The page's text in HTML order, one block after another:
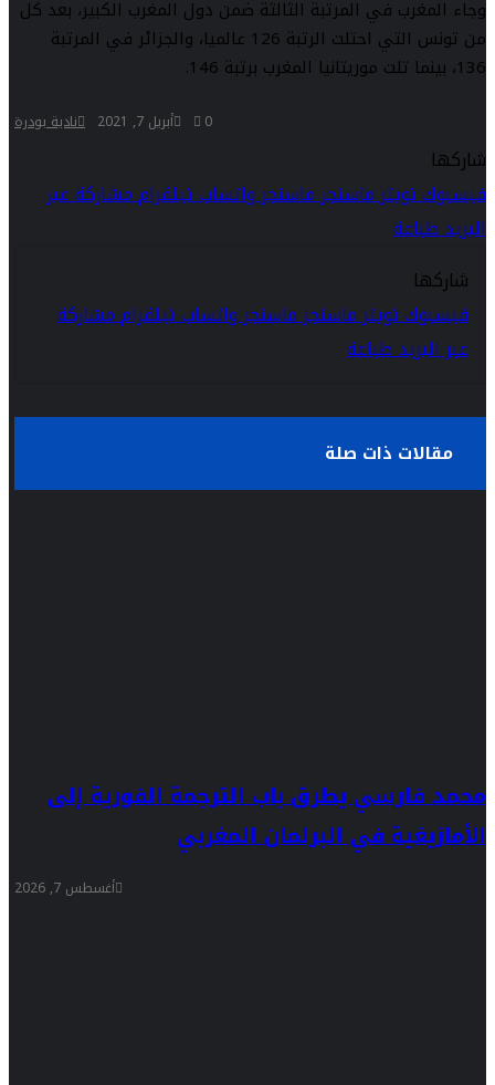
وجاء المغرب في المرتبة الثالثة ضمن دول المغرب الكبير، بعد كل
من تونس التي احتلت الرتبة 126 عالميا، والجزائر في المرتبة
136، بينما تلت موريتانيا المغرب برتبة 146.
نادية بودرة أبريل 7, 2021 0
شاركها
فيسبوكتويترماسنجرماسنجرواتسابتيلقراممشاركة عبر
البريدطباعة
شاركها
فيسبوكتويترماسنجرماسنجرواتسابتيلقراممشاركة
عبر البريدطباعة
مقالات ذات صلة
محمد فارسي يطرق باب الترجمة الفورية إلى
الأمازيغية في البرلمان المغربي
أغسطس 7, 2026